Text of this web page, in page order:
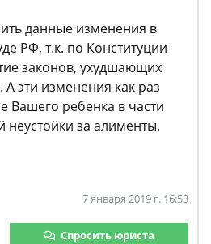
данные изменения в
РФ, т.к. по Конституции
законов, ухудшающих
эти изменения как раз
Вашего ребенка в части
неустойки за алименты.
7 января 2019 г. 16:53
Спросить юриста